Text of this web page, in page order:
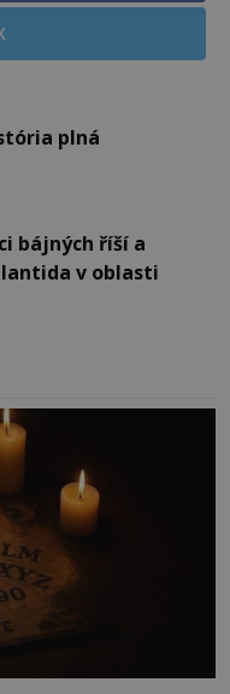
plná
bájných říší a
v oblasti